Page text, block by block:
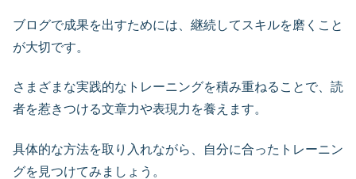
ブログで成果を出すためには、継続してスキルを磨くこと
が大切です。
さまざまな実践的なトレーニングを積み重ねることで、読
者を惹きつける文章力や表現力を養えます。
具体的な方法を取り入れながら、自分に合ったトレーニン
グを見つけてみましょう。